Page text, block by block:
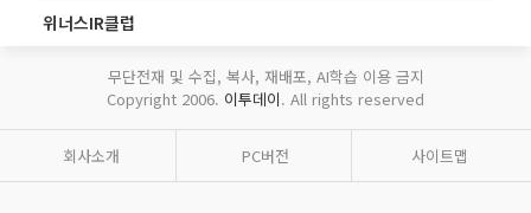
위너스IR클럽
무단전재 및 수집, 복사, 재배포, AI학습 이용 금지
Copyright 2006. 이투데이. All rights reserved
회사소개 PC버전 사이트맵